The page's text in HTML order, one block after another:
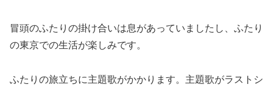
冒頭のふたりの掛け合いは息があっていましたし、ふたり
の東京での生活が楽しみです。
ふたりの旅立ちに主題歌がかかります。主題歌がラストシ